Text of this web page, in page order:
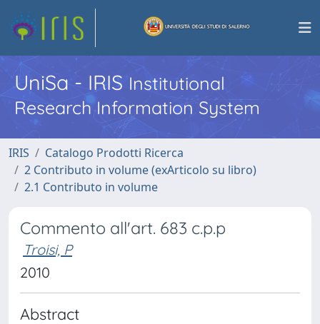
UniSa - IRISInstitutional
Research Information System
IRIS
Catalogo Prodotti Ricerca
2 Contributo in volume (exArticolo su libro)
2.1 Contributo in volume
Commento all'art. 683 c.p.p
Troisi, P
2010
Abstract